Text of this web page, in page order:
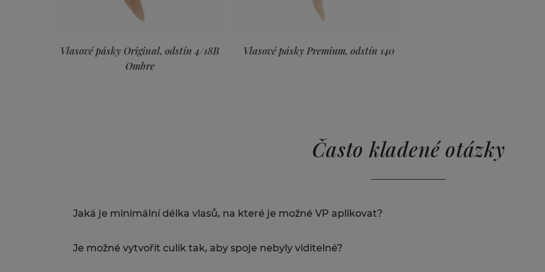
odstín 4/18B
Vlasové pásky Premium, odstín 140
Často kladené otázky
Jaká je minimální délka vlasů, na které je možné VP aplikovat?
Je možné vytvořit culík tak, aby spoje nebyly viditelné?